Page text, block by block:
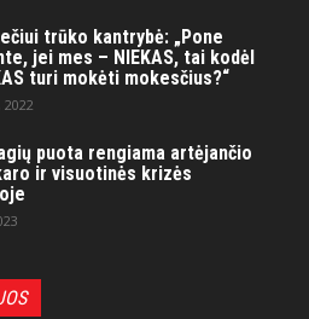
trūko kantrybė: „Pone
jei mes – NIEKAS, tai kodėl
turi mokėti mokesčius?“
puota rengiama artėjančio
ir visuotinės krizės